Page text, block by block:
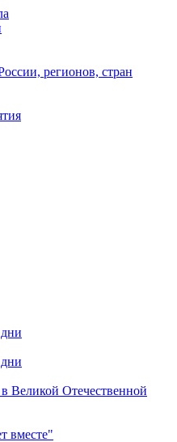
регионов, стран
Великой Отечественной
вместе"